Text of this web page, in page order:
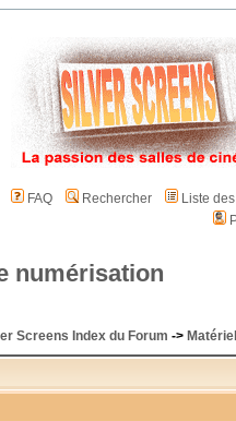
FAQ Rechercher
Liste
numérisation
Screens Index du Forum -> Matériel